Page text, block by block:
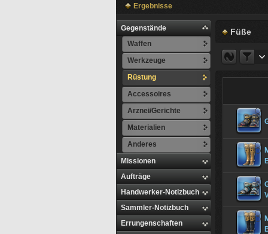
Ergebnisse
Gegenstände
Waffen
Werkzeuge
Rüstung
Accessoires
Arznei/Gerichte
Materialien
Anderes
Missionen
Aufträge
Handwerker-Notizbuch
Sammler-Notizbuch
Errungenschaften
Füße